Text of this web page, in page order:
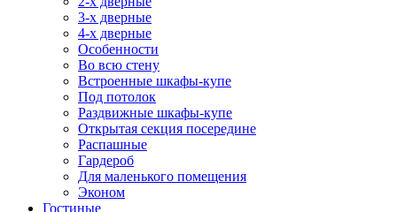
3-х дверные
4-х дверные
Особенности
Во всю стену
Встроенные шкафы-купе
Под потолок
Раздвижные шкафы-купе
Открытая секция посередине
Распашные
Гардероб
Для маленького помещения
Эконом
Гостиные